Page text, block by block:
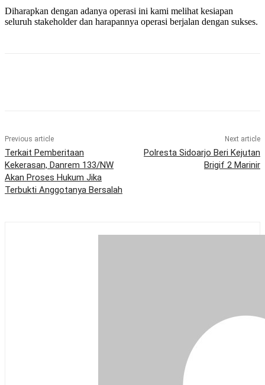
Diharapkan dengan adanya operasi ini kami melihat kesiapan
seluruh stakeholder dan harapannya operasi berjalan dengan sukses.
Previous article
Terkait Pemberitaan
Kekerasan, Danrem 133/NW
Akan Proses Hukum Jika
Terbukti Anggotanya Bersalah
Next article
Polresta Sidoarjo Beri Kejutan
Brigif 2 Marinir